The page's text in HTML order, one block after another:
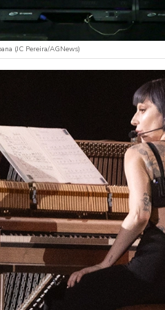
(JC Pereira/AGNews)